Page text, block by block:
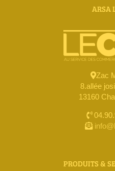
ARSA
Zac
8.allée
13160
PRODUITS &